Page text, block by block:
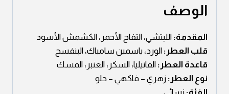
الوصف
المقدمة: الليتشي، التفاح الأحمر، الكشمش الأسود
قلب العطر: الورد، ياسمين سامباك، البنفسج
قاعدة العطر: الفانيليا، السكر، العنبر، المسك
نوع العطر: زهري – فاكهي – حلو